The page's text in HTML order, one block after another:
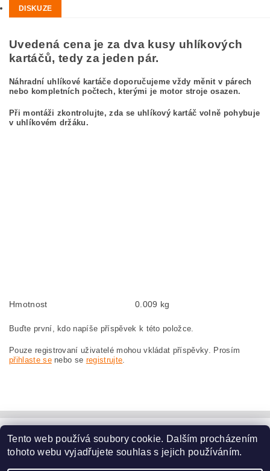
DISKUZE
Uvedená cena je za dva kusy uhlíkových
kartáčů, tedy za jeden pár.
Náhradní uhlíkové kartáče doporučujeme vždy měnit v párech
nebo kompletních počtech, kterými je motor stroje osazen.
Při montáži zkontrolujte, zda se uhlíkový kartáč volně pohybuje
v uhlíkovém držáku.
Hmotnost 0.009 kg
Buďte první, kdo napíše příspěvek k této položce.
Pouze registrovaní uživatelé mohou vkládat příspěvky. Prosím
přihlaste senebo se registrujte.
www.dodilny.cz
Tento web používá soubory cookie. Dalším procházením
tohoto webu vyjadřujete souhlas s jejich používáním.